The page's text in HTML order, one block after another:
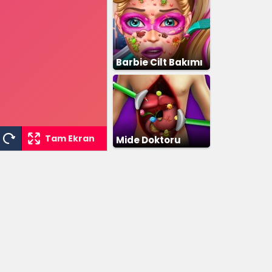
Tam Ekran
Barbie Cilt Bakımı
Mide Doktoru